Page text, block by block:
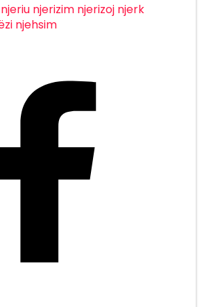
njeriu njerizim njerizoj njerk
njehsim